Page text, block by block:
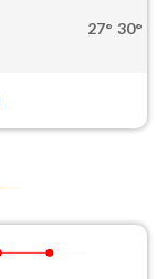
27° 30°